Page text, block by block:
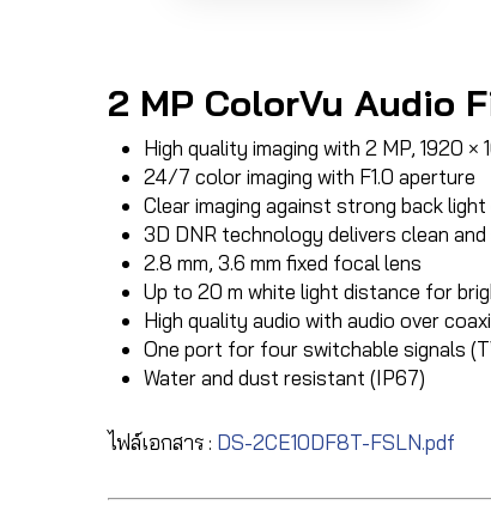
2 MP ColorVu Audio
High quality imaging with 2 MP, 1920
24/7 color imaging with F1.0 aperture
Clear imaging against strong back
3D DNR technology delivers clean and
2.8 mm, 3.6 mm fixed focal lens
Up to 20 m white light distance for
High quality audio with audio over
One port for four switchable signals
Water and dust resistant (IP67)
ไฟล์เอกสาร : DS-2CE10DF8T-FSLN.pdf